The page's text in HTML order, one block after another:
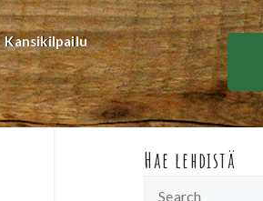
Kansikilpailu
Hae lehdistä